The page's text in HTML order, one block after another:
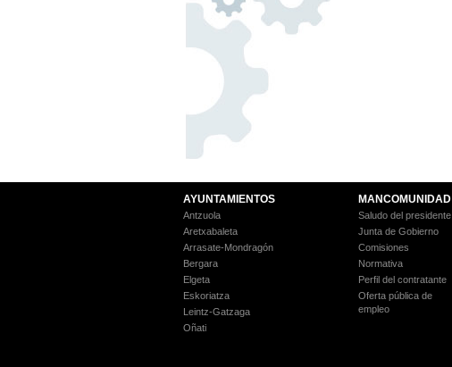
AYUNTAMIENTOS
Antzuola
Aretxabaleta
Arrasate-Mondragón
Bergara
Elgeta
Eskoriatza
Leintz-Gatzaga
Oñati
MANCOMUNIDAD
Saludo del presidente
Junta de Gobierno
Comisiones
Normativa
Perfil del contratante
Oferta pública de
empleo